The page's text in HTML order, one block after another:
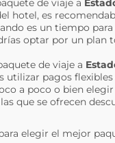
de viaje a
hotel, es
es un tiempo para
optar por un plan
de viaje a
utilizar pagos
a poco o bien
que se ofrecen
elegir el mejor